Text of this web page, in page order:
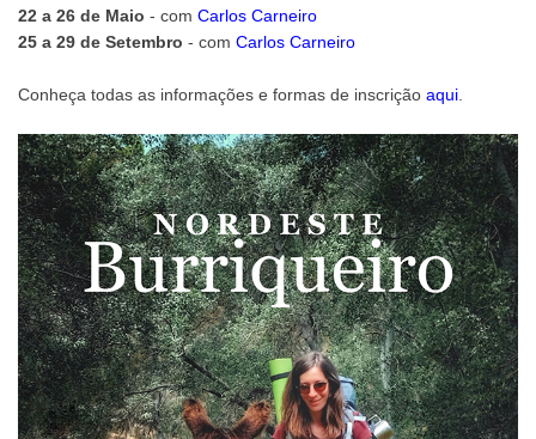
22 a 26 de Maio - com Carlos Carneiro
25 a 29 de Setembro - com Carlos Carneiro
Conheça todas as informações e formas de inscrição aqui